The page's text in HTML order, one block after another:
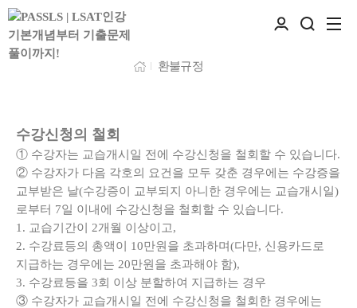
환불규정
수강신청의 철회
① 수강자는 교습개시일 전에 수강신청을 철회할 수 있습니다.
② 수강자가 다음 각호의 요건을 모두 갖춘 경우에는 수강증을
교부받은 날(수강증이 교부되지 아니한 경우에는 교습개시일)
로부터 7일 이내에 수강신청을 철회할 수 있습니다.
1. 교습기간이 2개월 이상이고,
2. 수강료등의 총액이 10만원을 초과하며(다만, 신용카드로
지급하는 경우에는 20만원을 초과해야 함),
3. 수강료등을 3회 이상 분할하여 지급하는 경우
③ 수강자가 교습개시일 전에 수강신청을 철회한 경우에는